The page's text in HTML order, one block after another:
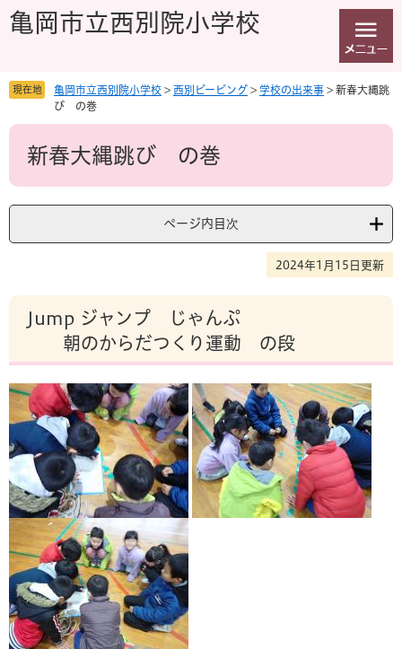
先
を
本
亀岡市立西別院小学校
現在地 亀岡市立西別院小学校 > 西別ピーピング > 学校の出来事 > 新春大縄跳
び の巻
本
新春大縄跳び の巻
ページ内目次
2024年1月15日更新
Jump ジャンプ じゃんぷ
朝のからだつくり運動 の段